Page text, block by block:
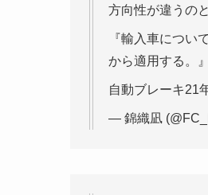
方向性が違うの
『輸入車につい
から適用する。』
自動ブレーキ21
— 錦織凪